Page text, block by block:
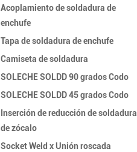
Acoplamiento de soldadura de
enchufe
Tapa de soldadura de enchufe
Camiseta de soldadura
SOLECHE SOLDD 90 grados Codo
SOLECHE SOLDD 45 grados Codo
Inserción de reducción de soldadura
de zócalo
Socket Weld x Unión roscada